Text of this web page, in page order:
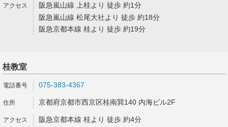
阪急嵐山線 上桂より 徒歩 約1分
阪急嵐山線 松尾大社より 徒歩 約18分
阪急京都本線 桂より 徒歩 約19分
桂教室
075-383-4367
京都府京都市西京区桂南巽140 内海ビル2F
阪急京都本線 桂より 徒歩 約4分